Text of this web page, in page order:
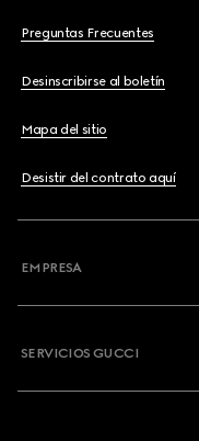
Preguntas Frecuentes
Desinscribirse al boletín
Mapa del sitio
Desistir del contrato aquí
EMPRESA
SERVICIOS GUCCI